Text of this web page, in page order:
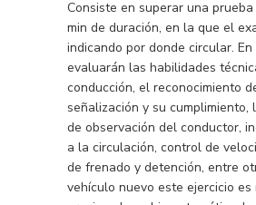
Consiste en superar una
min de duración, en la que el
indicando por donde circular.
evaluarán las habilidades
conducción, el reconocimiento
señalización y su cumplimiento,
de observación del conductor,
a la circulación, control de
de frenado y detención, entre
vehículo nuevo este ejercicio es